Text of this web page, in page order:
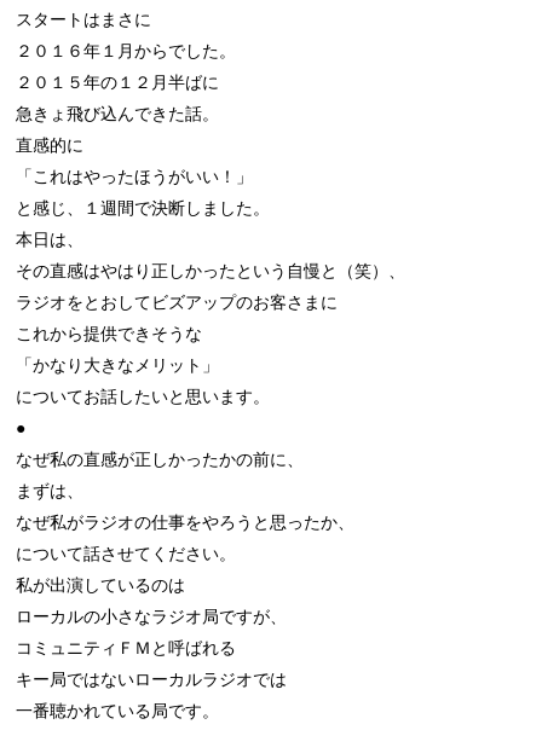
スタートはまさに
２０１６年１月からでした。
２０１５年の１２月半ばに
急きょ飛び込んできた話。
直感的に
「これはやったほうがいい！」
と感じ、１週間で決断しました。
本日は、
その直感はやはり正しかったという自慢と（笑）、
ラジオをとおしてビズアップのお客さまに
これから提供できそうな
「かなり大きなメリット」
についてお話したいと思います。
●
なぜ私の直感が正しかったかの前に、
まずは、
なぜ私がラジオの仕事をやろうと思ったか、
について話させてください。
私が出演しているのは
ローカルの小さなラジオ局ですが、
コミュニティＦＭと呼ばれる
キー局ではないローカルラジオでは
一番聴かれている局です。